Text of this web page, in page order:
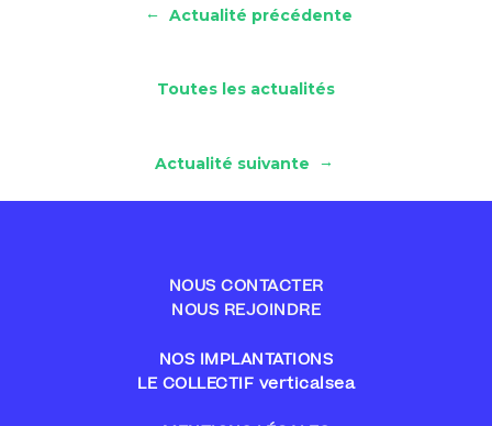
← Actualité précédente
Toutes les actualités
Actualité suivante →
NOUS CONTACTER
NOUS REJOINDRE
NOS IMPLANTATIONS
LE COLLECTIF verticalsea